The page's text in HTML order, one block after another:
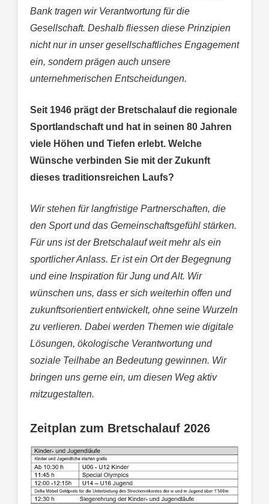
Bank tragen wir Verantwortung für die
Gesellschaft. Deshalb fliessen diese Prinzipien
nicht nur in unser gesellschaftliches Engagement
ein, sondern prägen auch unsere
unternehmerischen Entscheidungen.
Seit 1946 prägt der Bretschalauf die regionale
Sportlandschaft und hat in seinen 80 Jahren
viele Höhen und Tiefen erlebt. Welche
Wünsche verbinden Sie mit der Zukunft
dieses traditionsreichen Laufs?
Wir stehen für langfristige Partnerschaften, die
den Sport und das Gemeinschaftsgefühl stärken.
Für uns ist der Bretschalauf weit mehr als ein
sportlicher Anlass. Er ist ein Ort der Begegnung
und eine Inspiration für Jung und Alt. Wir
wünschen uns, dass er sich weiterhin offen und
zukunftsorientiert entwickelt, ohne seine Wurzeln
zu verlieren. Dabei werden Themen wie digitale
Lösungen, ökologische Verantwortung und
soziale Teilhabe an Bedeutung gewinnen. Wir
bringen uns gerne ein, um diesen Weg aktiv
mitzugestalten.
Zeitplan zum Bretschalauf 2026